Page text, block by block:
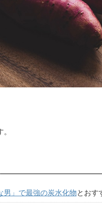
男」で最強の炭水化物とおす